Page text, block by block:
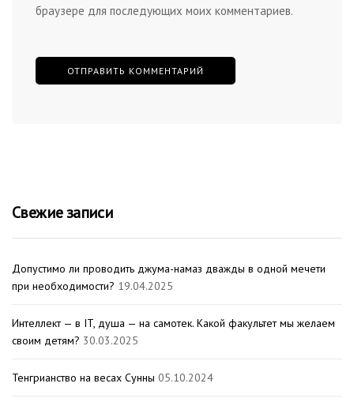
браузере для последующих моих комментариев.
Свежие записи
Допустимо ли проводить джума-намаз дважды в одной мечети
при необходимости? 19.04.2025
Интеллект — в IT, душа — на самотек. Какой факультет мы желаем
своим детям? 30.03.2025
Тенгрианство на весах Сунны 05.10.2024